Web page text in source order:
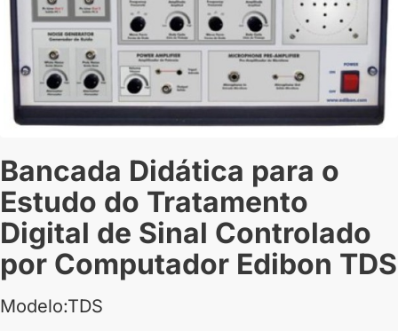
Bancada Didática para o
Estudo do Tratamento
Digital de Sinal Controlado
por Computador Edibon TDS
Modelo:TDS